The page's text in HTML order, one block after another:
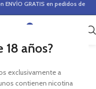
18 años?
exclusivamente a
contienen nicotina
ENVÍO GRATIS en pedidos de
0